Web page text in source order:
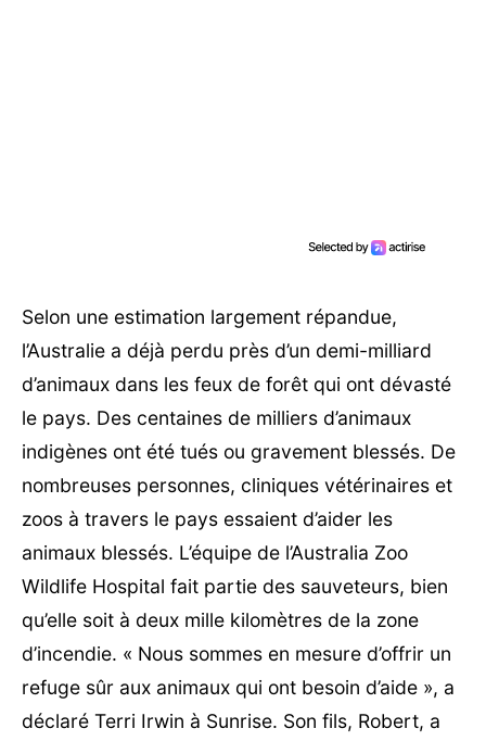
Selon une estimation largement répandue,
l’Australie a déjà perdu près d’un demi-milliard
d’animaux dans les feux de forêt qui ont dévasté
le pays. Des centaines de milliers d’animaux
indigènes ont été tués ou gravement blessés. De
nombreuses personnes, cliniques vétérinaires et
zoos à travers le pays essaient d’aider les
animaux blessés. L’équipe de l’Australia Zoo
Wildlife Hospital fait partie des sauveteurs, bien
qu’elle soit à deux mille kilomètres de la zone
d’incendie. « Nous sommes en mesure d’offrir un
refuge sûr aux animaux qui ont besoin d’aide », a
déclaré Terri Irwin à Sunrise. Son fils, Robert, a